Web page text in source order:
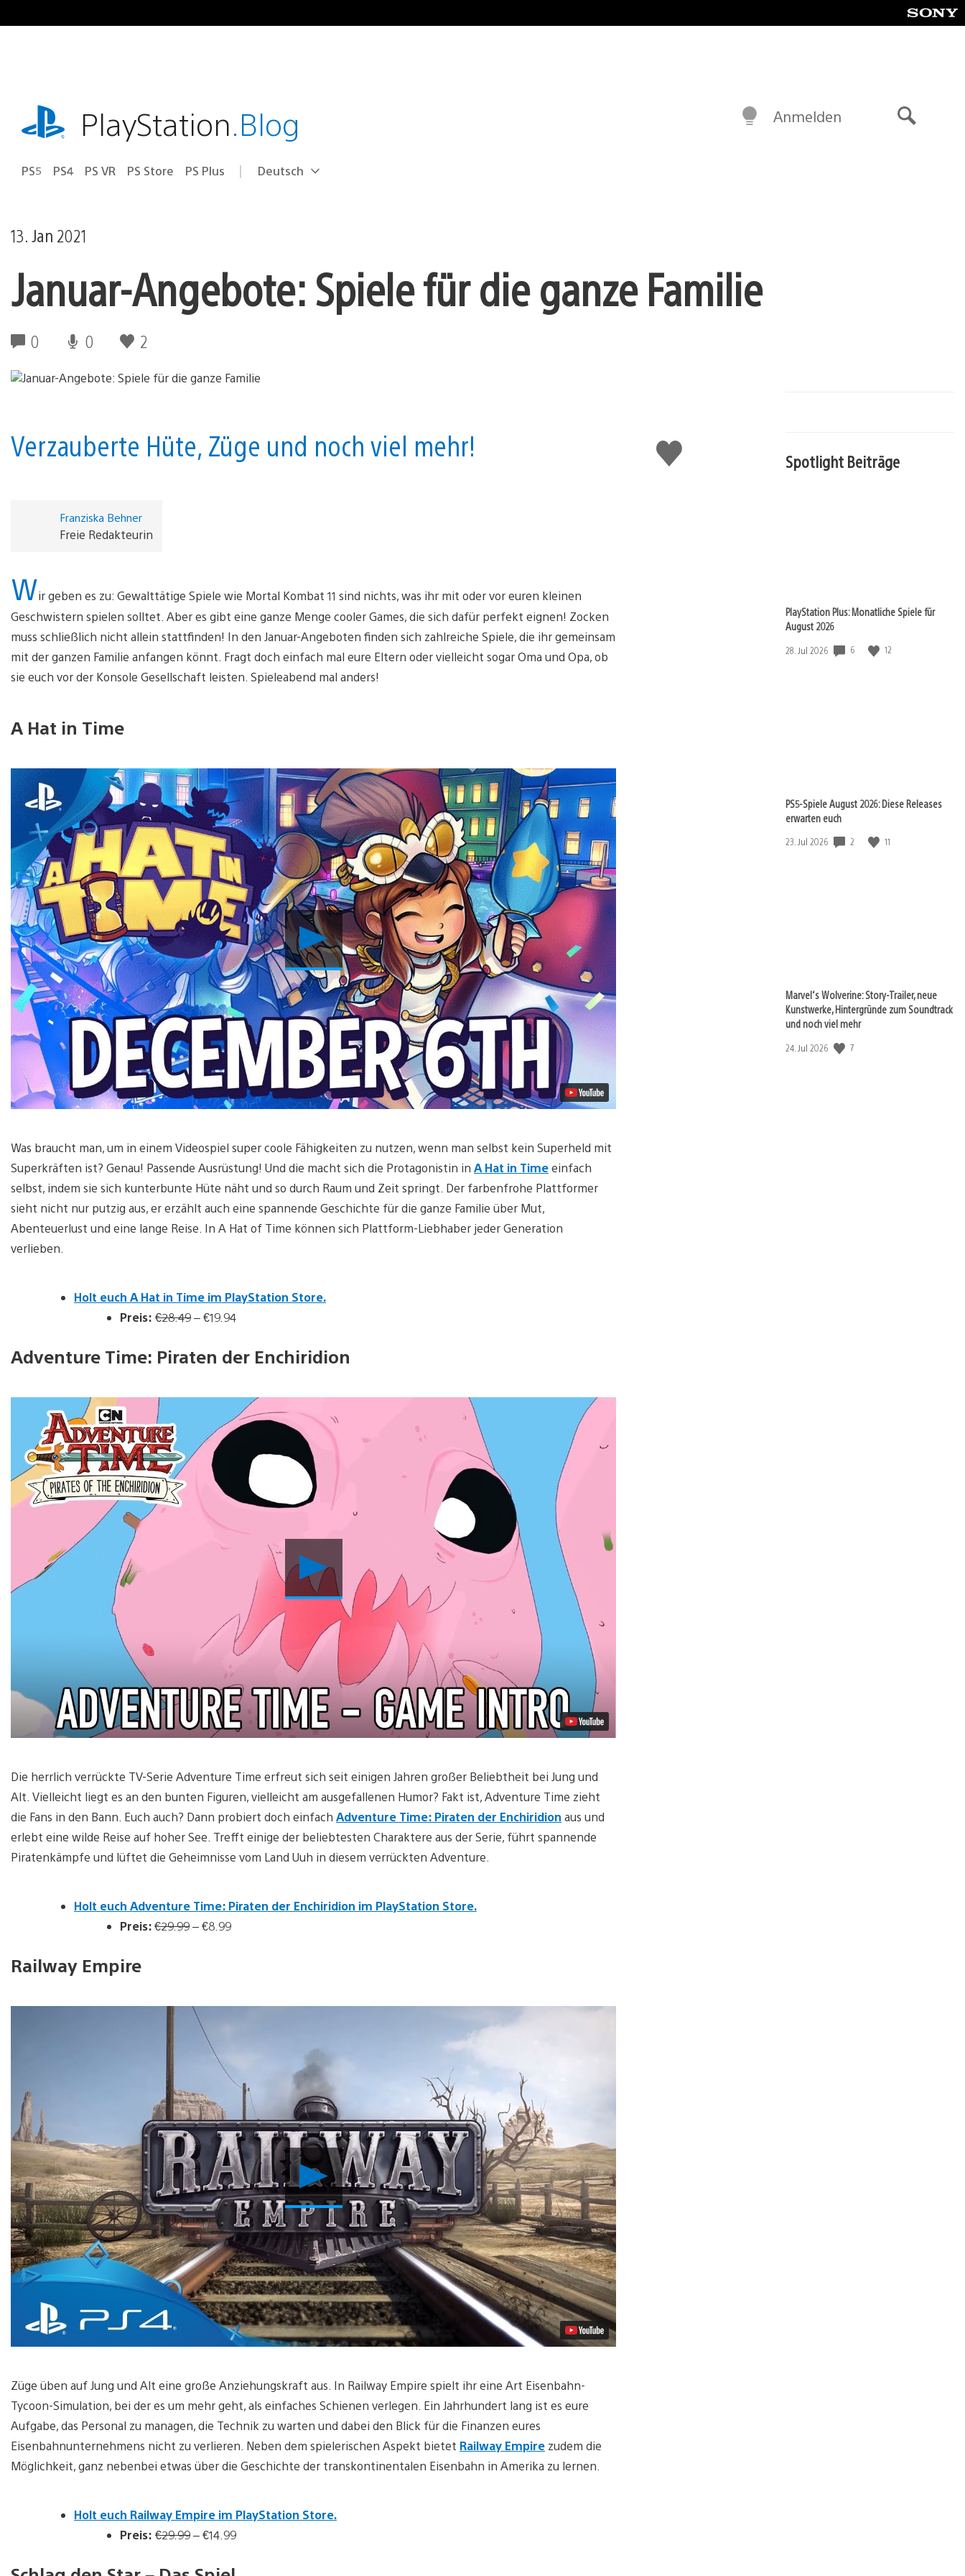
Inhalt
playstation.comPlayStation.Blog
PS5 PS4 PS VR PS Store PS Plus Select
Aktuelle
Deutsch
Anmelden
13. Jan 2021
Januar-Angebote: Spiele für die ganze Familie
0 0 2
Gefällt
mir
Verzauberte Hüte, Züge und noch viel mehr!
Franziska Behner
Freie Redakteurin
Wir geben es zu: Gewalttätige Spiele wie Mortal Kombat 11 sind nichts, was ihr mit oder vor euren kleinen
Geschwistern spielen solltet. Aber es gibt eine ganze Menge cooler Games, die sich dafür perfekt eignen! Zocken
muss schließlich nicht allein stattfinden! In den Januar-Angeboten finden sich zahlreiche Spiele, die ihr gemeinsam
mit der ganzen Familie anfangen könnt. Fragt doch einfach mal eure Eltern oder vielleicht sogar Oma und Opa, ob
sie euch vor der Konsole Gesellschaft leisten. Spieleabend mal anders!
A Hat in Time
Video
abspielen
Was braucht man, um in einem Videospiel super coole Fähigkeiten zu nutzen, wenn man selbst kein Superheld mit
Superkräften ist? Genau! Passende Ausrüstung! Und die macht sich die Protagonistin in A Hat in Timeeinfach
selbst, indem sie sich kunterbunte Hüte näht und so durch Raum und Zeit springt. Der farbenfrohe Plattformer
sieht nicht nur putzig aus, er erzählt auch eine spannende Geschichte für die ganze Familie über Mut,
Abenteuerlust und eine lange Reise. In A Hat of Time können sich Plattform-Liebhaber jeder Generation
verlieben.
Holt euch A Hat in Time im PlayStation Store.
Preis: €28.49– €19.94
Adventure Time: Piraten der Enchiridion
abspielen
Die herrlich verrückte TV-Serie Adventure Time erfreut sich seit einigen Jahren großer Beliebtheit bei Jung und
Alt. Vielleicht liegt es an den bunten Figuren, vielleicht am ausgefallenen Humor? Fakt ist, Adventure Time zieht
die Fans in den Bann. Euch auch? Dann probiert doch einfach Adventure Time: Piraten der Enchiridion aus und
erlebt eine wilde Reise auf hoher See. Trefft einige der beliebtesten Charaktere aus der Serie, führt spannende
Piratenkämpfe und lüftet die Geheimnisse vom Land Uuh in diesem verrückten Adventure.
Holt euch Adventure Time: Piraten der Enchiridion im PlayStation Store.
Preis:€29.99– €8.99
Railway Empire
Video
abspielen
Züge üben auf Jung und Alt eine große Anziehungskraft aus. In Railway Empire spielt ihr eine Art Eisenbahn-
Tycoon-Simulation, bei der es um mehr geht, als einfaches Schienen verlegen. Ein Jahrhundert lang ist es eure
Aufgabe, das Personal zu managen, die Technik zu warten und dabei den Blick für die Finanzen eures
Eisenbahnunternehmens nicht zu verlieren. Neben dem spielerischen Aspekt bietet Railway Empire zudem die
Möglichkeit, ganz nebenbei etwas über die Geschichte der transkontinentalen Eisenbahn in Amerika zu lernen.
Holt euch Railway Empire im PlayStation Store.
Preis: €29.99– €14.99
Spotlight Beiträge
PlayStation Plus: Monatliche Spiele für
August 2026
Veröffentlichungsdatum:
28. Jul 2026 6 12
PS5-Spiele August 2026: Diese Releases
erwarten euch
Veröffentlichungsdatum:
23. Jul 2026 2 11
Marvel‘s Wolverine: Story-Trailer, neue
Kunstwerke, Hintergründe zum Soundtrack
und noch viel mehr
Veröffentlichungsdatum:
24. Jul 2026 7